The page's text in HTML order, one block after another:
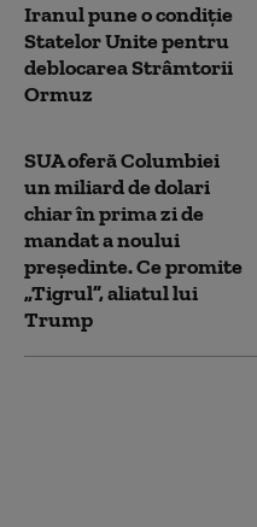
Iranul pune o condiție
Statelor Unite pentru
deblocarea Strâmtorii
Ormuz
SUA oferă Columbiei
un miliard de dolari
chiar în prima zi de
mandat a noului
președinte. Ce promite
„Tigrul”, aliatul lui
Trump